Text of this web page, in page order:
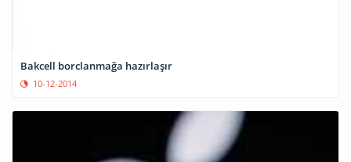
Bakcell borclanmağa hazırlaşır
10-12-2014